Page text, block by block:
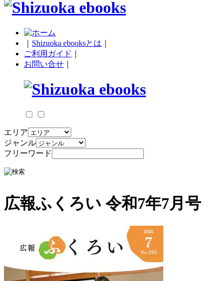
Shizuoka ebooksとは
ご利用ガイド
お問い合せ
エリア
ジャンル
フリーワード
広報ふくろい 令和7年7月号